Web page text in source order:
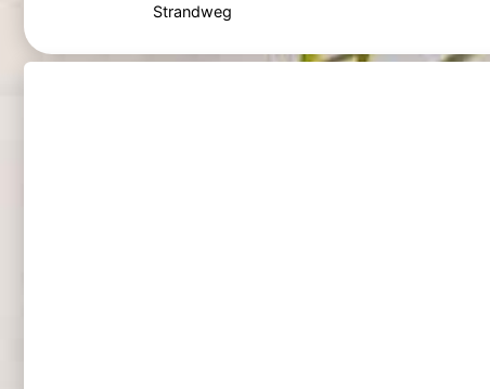
Strandweg